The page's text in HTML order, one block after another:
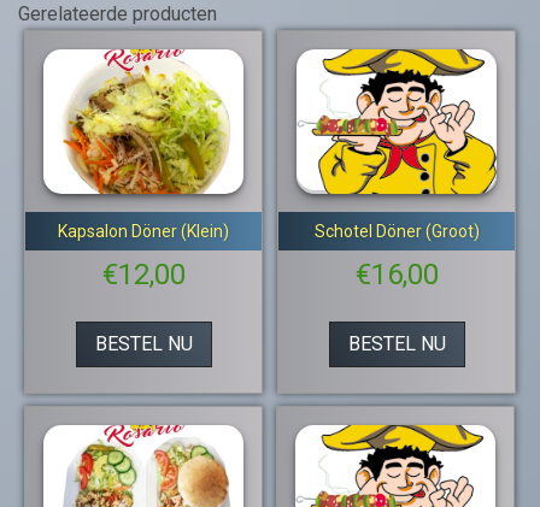
Gerelateerde producten
Kapsalon Döner (Klein)
€12,00
BESTEL NU
Schotel Döner (Groot)
€16,00
BESTEL NU